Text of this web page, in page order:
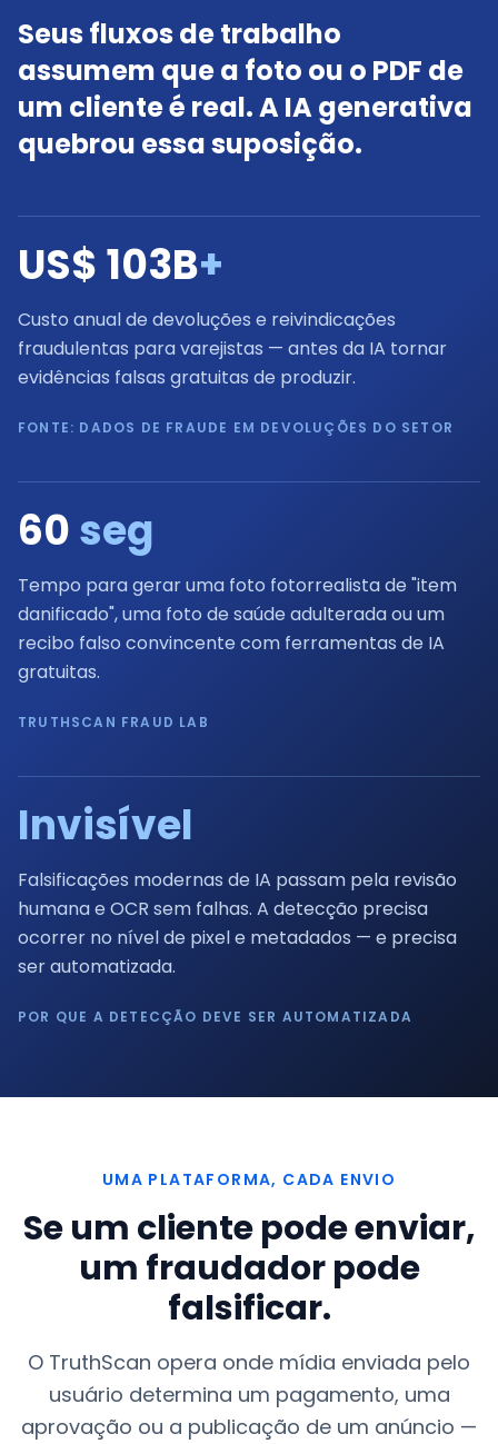
Seus fluxos de trabalho
assumem que a foto ou o PDF de
um cliente é real. A IA generativa
quebrou essa suposição.
US$ 103B+
Custo anual de devoluções e reivindicações
fraudulentas para varejistas — antes da IA tornar
evidências falsas gratuitas de produzir.
FONTE: DADOS DE FRAUDE EM DEVOLUÇÕES DO SETOR
60seg
Tempo para gerar uma foto fotorrealista de "item
danificado", uma foto de saúde adulterada ou um
recibo falso convincente com ferramentas de IA
gratuitas.
TRUTHSCAN FRAUD LAB
Invisível
Falsificações modernas de IA passam pela revisão
humana e OCR sem falhas. A detecção precisa
ocorrer no nível de pixel e metadados — e precisa
ser automatizada.
POR QUE A DETECÇÃO DEVE SER AUTOMATIZADA
UMA PLATAFORMA, CADA ENVIO
Se um cliente pode enviar,
um fraudador pode
falsificar.
O TruthScan opera onde mídia enviada pelo
usuário determina um pagamento, uma
aprovação ou a publicação de um anúncio —